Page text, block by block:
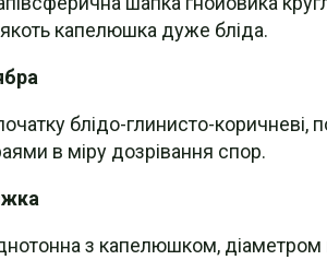
капелюшка дуже бліда.
блідо-глинисто-коричневі,
в міру дозрівання спор.
з капелюшком, діаметром